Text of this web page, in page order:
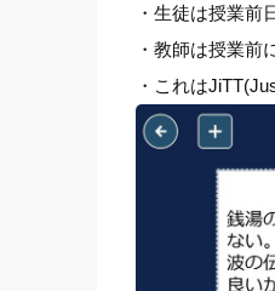
・生徒は授業前
・教師は授業前
・これは